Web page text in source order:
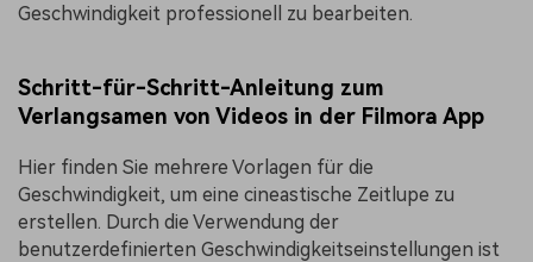
Geschwindigkeit professionell zu bearbeiten.
Schritt-für-Schritt-Anleitung zum
Verlangsamen von Videos in der Filmora App
Hier finden Sie mehrere Vorlagen für die
Geschwindigkeit, um eine cineastische Zeitlupe zu
erstellen. Durch die Verwendung der
benutzerdefinierten Geschwindigkeitseinstellungen ist